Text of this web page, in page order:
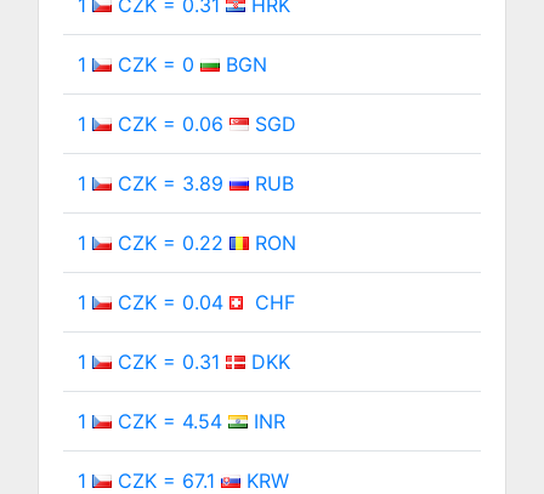
1 CZK = 0.31 HRK
1 CZK = 0 BGN
1 CZK = 0.06 SGD
1 CZK = 3.89 RUB
1 CZK = 0.22 RON
1 CZK = 0.04 CHF
1 CZK = 0.31 DKK
1 CZK = 4.54 INR
1 CZK = 67.1 KRW